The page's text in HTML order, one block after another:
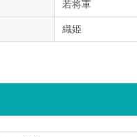
若将軍
織姫